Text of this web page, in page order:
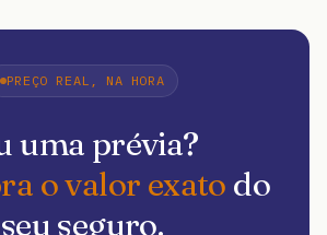
PREÇO REAL, NA HORA
uma prévia?
o valor exato do
seu seguro.